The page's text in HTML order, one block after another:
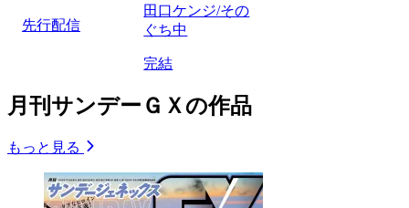
先行配信
田口ケンジ/その
ぐち中
完結
月刊サンデーＧＸの作品
もっと見る